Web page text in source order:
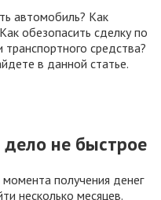
автомобиль? Как
обезопасить сделку по
средства?
в данной статье.
не быстрое
получения денег
несколько месяцев.